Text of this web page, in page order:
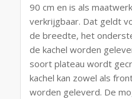
90 cm en is als
verkrijgbaar. Dat geldt
de breedte, het
de kachel worden
soort plateau wordt
kachel kan zowel als
worden geleverd. De